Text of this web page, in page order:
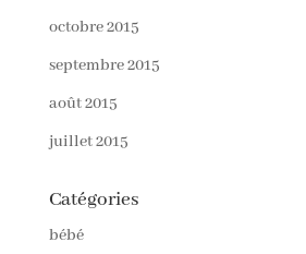
octobre 2015
septembre 2015
août 2015
juillet 2015
Catégories
bébé